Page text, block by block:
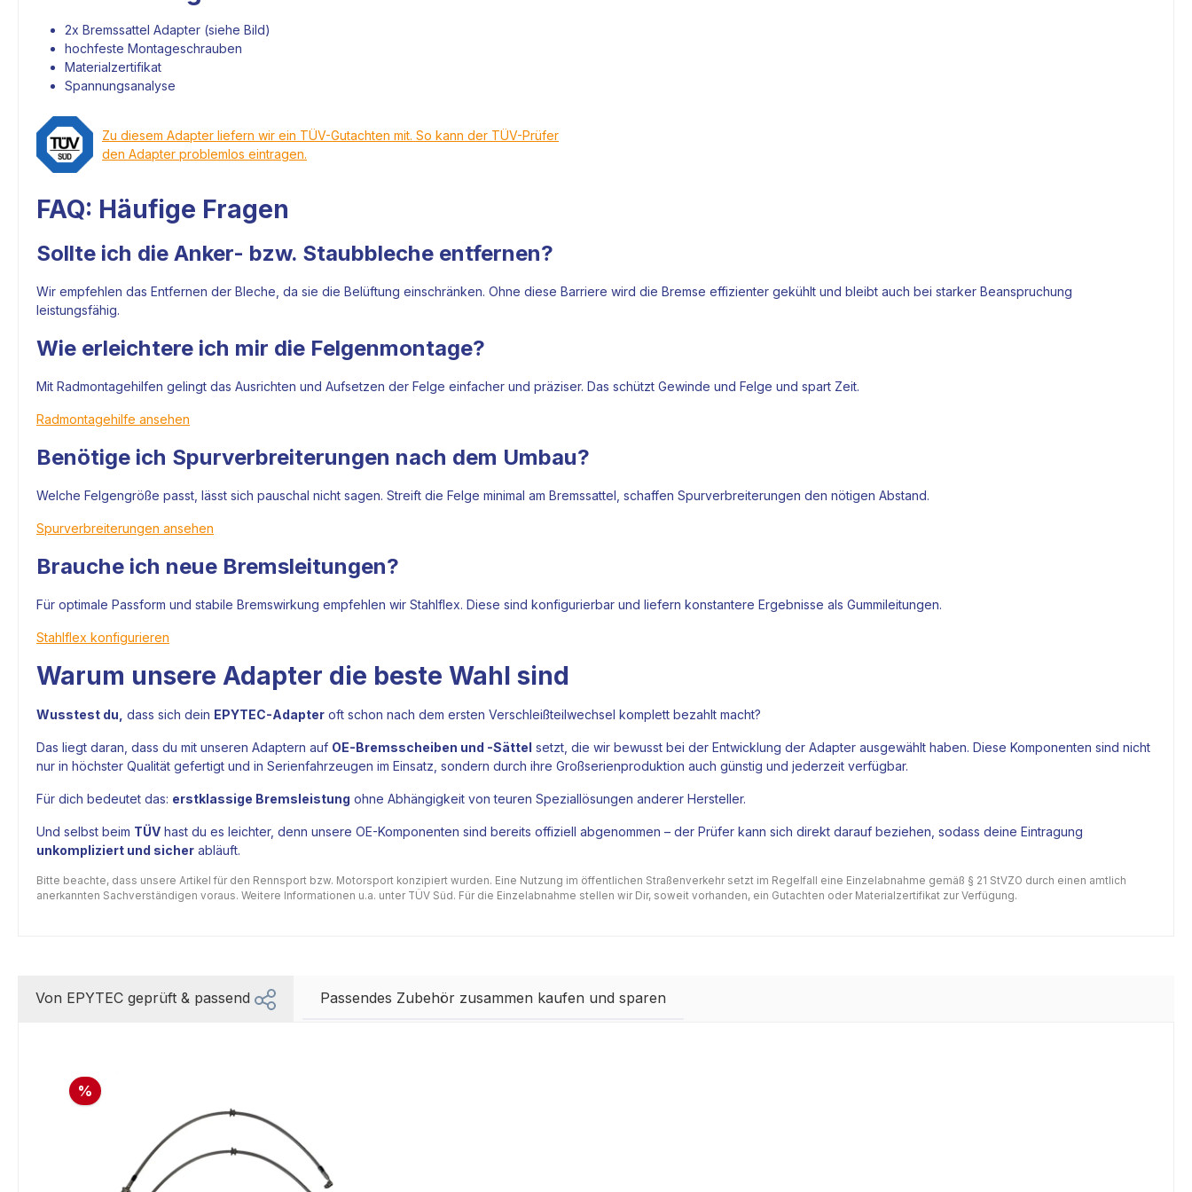
2x Bremssattel Adapter (siehe Bild)
hochfeste Montageschrauben
Materialzertifikat
Spannungsanalyse
Zu diesem Adapter liefern wir ein TÜV-Gutachten mit. So kann der TÜV-Prüfer
den Adapter problemlos eintragen.
FAQ: Häufige Fragen
Sollte ich die Anker- bzw. Staubbleche entfernen?
Wir empfehlen das Entfernen der Bleche, da sie die Belüftung einschränken. Ohne diese Barriere wird die Bremse effizienter gekühlt und bleibt auch bei starker Beanspruchung
leistungsfähig.
Wie erleichtere ich mir die Felgenmontage?
Mit Radmontagehilfen gelingt das Ausrichten und Aufsetzen der Felge einfacher und präziser. Das schützt Gewinde und Felge und spart Zeit.
Radmontagehilfe ansehen
Benötige ich Spurverbreiterungen nach dem Umbau?
Welche Felgengröße passt, lässt sich pauschal nicht sagen. Streift die Felge minimal am Bremssattel, schaffen Spurverbreiterungen den nötigen Abstand.
Spurverbreiterungen ansehen
Brauche ich neue Bremsleitungen?
Für optimale Passform und stabile Bremswirkung empfehlen wir Stahlflex. Diese sind konfigurierbar und liefern konstantere Ergebnisse als Gummileitungen.
Stahlflex konfigurieren
Warum unsere Adapter die beste Wahl sind
Wusstest du, dass sich dein EPYTEC-Adapter oft schon nach dem ersten Verschleißteilwechsel komplett bezahlt macht?
Das liegt daran, dass du mit unseren Adaptern auf OE-Bremsscheiben und -Sättel setzt, die wir bewusst bei der Entwicklung der Adapter ausgewählt haben. Diese Komponenten sind nicht
nur in höchster Qualität gefertigt und in Serienfahrzeugen im Einsatz, sondern durch ihre Großserienproduktion auch günstig und jederzeit verfügbar.
Für dich bedeutet das: erstklassige Bremsleistung ohne Abhängigkeit von teuren Speziallösungen anderer Hersteller.
Und selbst beim TÜV hast du es leichter, denn unsere OE-Komponenten sind bereits offiziell abgenommen – der Prüfer kann sich direkt darauf beziehen, sodass deine Eintragung
unkompliziert und sicher abläuft.
Bitte beachte, dass unsere Artikel für den Rennsport bzw. Motorsport konzipiert wurden. Eine Nutzung im öffentlichen Straßenverkehr setzt im Regelfall eine Einzelabnahme gemäß § 21 StVZO durch einen amtlich
anerkannten Sachverständigen voraus. Weitere Informationen u.a. unter TÜV Süd. Für die Einzelabnahme stellen wir Dir, soweit vorhanden, ein Gutachten oder Materialzertifikat zur Verfügung.
Von EPYTEC geprüft & passend Passendes Zubehör zusammen kaufen und sparen
%